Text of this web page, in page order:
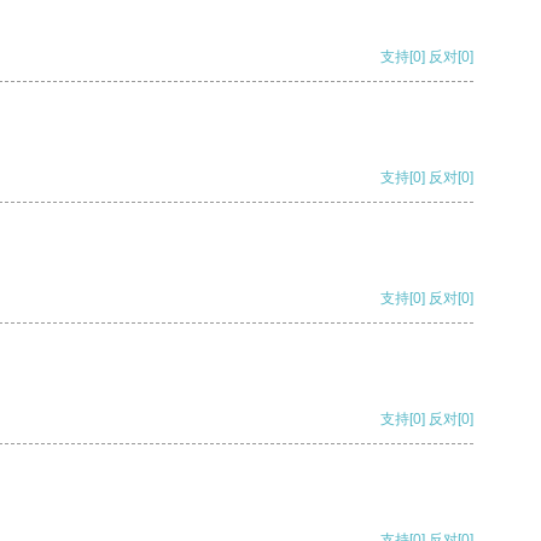
支持[0] 反对[0]
支持[0] 反对[0]
支持[0] 反对[0]
支持[0] 反对[0]